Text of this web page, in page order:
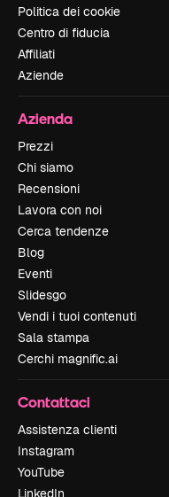
Politica dei cookie
Centro di fiducia
Affiliati
Aziende
Azienda
Prezzi
Chi siamo
Recensioni
Lavora con noi
Cerca tendenze
Blog
Eventi
Slidesgo
Vendi i tuoi contenuti
Sala stampa
Cerchi magnific.ai
Contattaci
Assistenza clienti
Instagram
YouTube
LinkedIn